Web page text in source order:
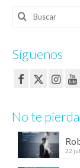
Buscar
por:
Síguenos
No te
22